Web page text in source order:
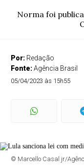
Norma foi
Por: Redação
Fonte:Agência Brasil
05/04/2023 às 15h55
© Marcello Casal jr/